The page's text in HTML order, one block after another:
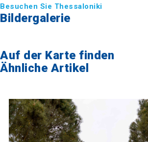
Besuchen Sie Thessaloniki
Bildergalerie
Auf der Karte finden
Ähnliche Artikel